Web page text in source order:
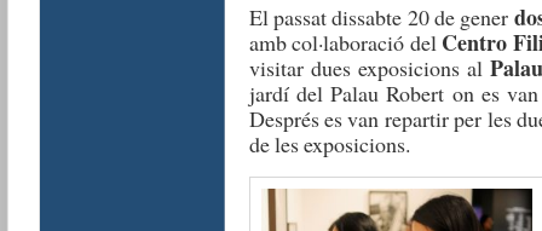
El passat dissabte 20 de gener
amb col·laboració del Centro
visitar dues exposicions al
jardí del Palau Robert on es
Després es van repartir per les
de les exposicions.